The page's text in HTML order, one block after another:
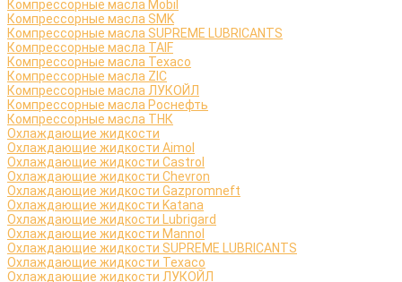
Компрессорные масла Mobil
Компрессорные масла SMK
Компрессорные масла SUPREME LUBRICANTS
Компрессорные масла TAIF
Компрессорные масла Texaco
Компрессорные масла ZIC
Компрессорные масла ЛУКОЙЛ
Компрессорные масла Роснефть
Компрессорные масла ТНК
Охлаждающие жидкости
Охлаждающие жидкости Aimol
Охлаждающие жидкости Castrol
Охлаждающие жидкости Chevron
Охлаждающие жидкости Gazpromneft
Охлаждающие жидкости Katana
Охлаждающие жидкости Lubrigard
Охлаждающие жидкости Mannol
Охлаждающие жидкости SUPREME LUBRICANTS
Охлаждающие жидкости Texaco
Охлаждающие жидкости ЛУКОЙЛ